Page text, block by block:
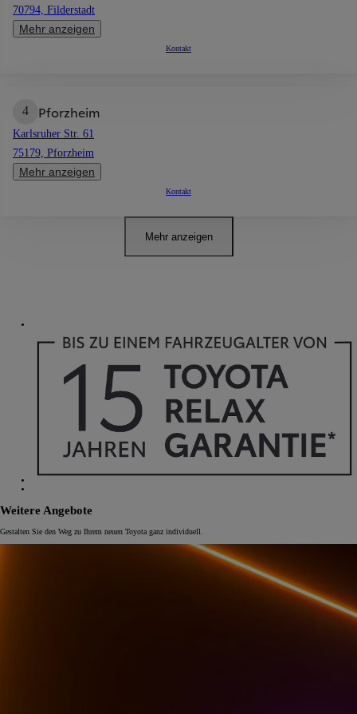
70794, Filderstadt
Mehr anzeigen
Kontakt
4 Pforzheim
Karlsruher Str. 61
75179, Pforzheim
Mehr anzeigen
Kontakt
Mehr anzeigen
Weitere Angebote
Gestalten Sie den Weg zu Ihrem neuen Toyota ganz individuell.